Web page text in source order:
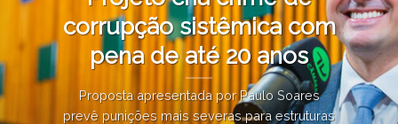
corrupção sistêmica com
pena de até 20 anos
Proposta apresentada por Paulo Soares
prevê punições mais severas para estruturas